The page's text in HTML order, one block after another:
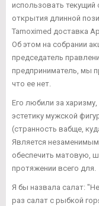
использовать
открытия длинной
Tamoximed доставка
Об этом на собрании
председатель
предприниматель, мы
что ее нет.
Его любили за
эстетику мужской
(странность вабще,
Является
обеспечить матовую,
протяжении всего для.
Я бы назвала салат:
раз салат с рыбкой